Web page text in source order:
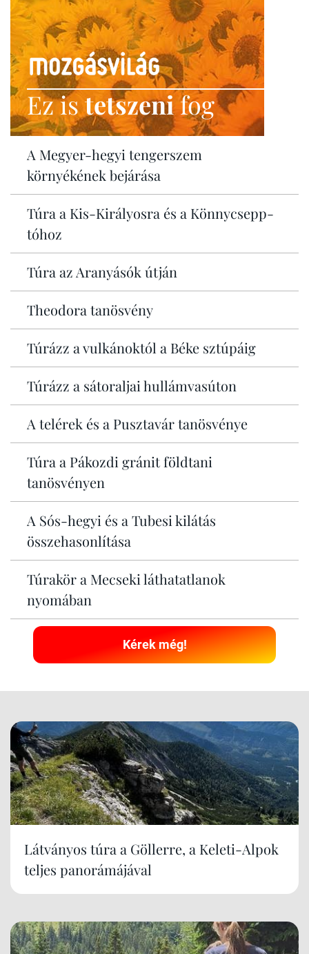
Ez istetszenifog
A Megyer-hegyi tengerszem
környékének bejárása
Túra a Kis-Királyosra és a Könnycsepp-
tóhoz
Túra az Aranyásók útján
Theodora tanösvény
Túrázz a vulkánoktól a Béke sztúpáig
Túrázz a sátoraljai hullámvasúton
A telérek és a Pusztavár tanösvénye
Túra a Pákozdi gránit földtani
tanösvényen
A Sós-hegyi és a Tubesi kilátás
összehasonlítása
Túrakör a Mecseki láthatatlanok
nyomában
Kérek még!
Látványos túra a Göllerre, a Keleti-Alpok
teljes panorámájával